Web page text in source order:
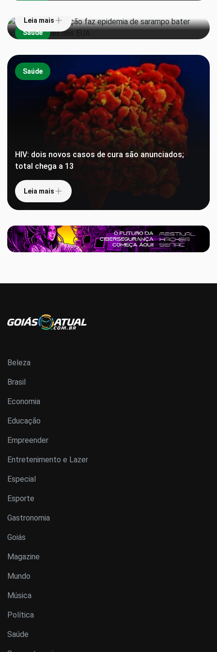
Saúde
Leia mais
Saúde
HIV: dois novos casos de cura são anunciados;
total chega a 13
Leia mais
Beleza
Brasil
Economia
Educação
Empreender
Entretenimento e Lazer
Especial
Esporte
Gastronomia
Goiás
Magazine
Mundo
Música
Política
Saúde